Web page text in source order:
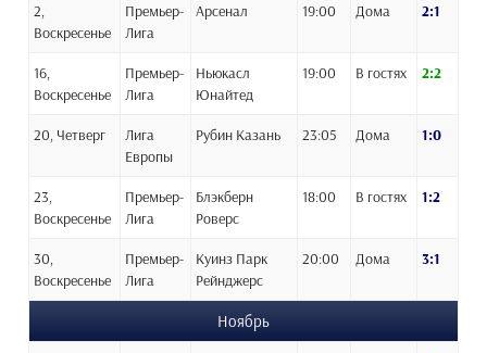
2,
Воскресенье
Премьер-
Лига
Арсенал 19:00 Дома 2:1
16,
Воскресенье
Премьер-
Лига
Ньюкасл
Юнайтед
19:00 В гостях 2:2
20, Четверг
Лига
Европы
Рубин Казань 23:05 Дома 1:0
23,
Воскресенье
Премьер-
Лига
Блэкберн
Роверс
18:00 В гостях 1:2
30,
Воскресенье
Премьер-
Лига
Куинз Парк
Рейнджерс
20:00 Дома 3:1
Ноябрь